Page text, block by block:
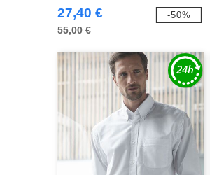
Homme
27,40 €
55,00 €
-50%